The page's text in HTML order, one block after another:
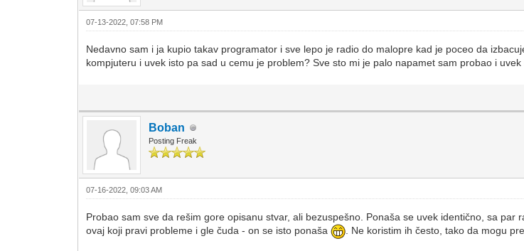
07-13-2022, 07:58 PM
Nedavno sam i ja kupio takav programator i sve lepo je radio do malopre kad je poceo da
kompjuteru i uvek isto pa sad u cemu je problem? Sve sto mi je palo napamet sam probao i uvek
Boban
Posting Freak
07-16-2022, 09:03 AM
Probao sam sve da rešim gore opisanu stvar, ali bezuspešno. Ponaša se uvek identično, sa
ovaj koji pravi probleme i gle čuda - on se isto ponaša
. Ne koristim ih često, tako da mogu